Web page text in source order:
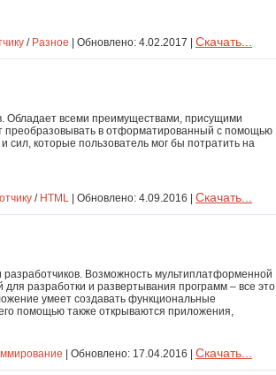
/ Разное | Обновлено: 4.02.2017 | Скачать...
Обладает всеми преимуществами, присущими
преобразовывать в отформатированный с помощью
сил, которые пользователь мог бы потратить на
/ HTML | Обновлено: 4.09.2016 | Скачать...
Возможность мультиплатформенной
разработки и развертывания программ – все это
умеет создавать функциональные
помощью также открываются приложения,
| Обновлено: 17.04.2016 | Скачать...